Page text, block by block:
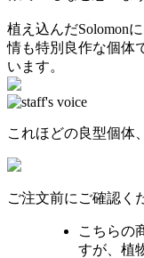
植え込んだSolomon
情も特別良作な個体
います。
これほどの良型個体
ご注文前にご確認く
こちらの
すが、植